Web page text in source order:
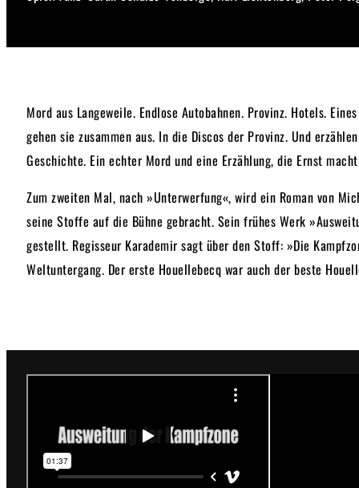
Mord aus Langeweile. Endlose Autobahnen. Provinz. Hotels.
gehen sie zusammen aus. In die Discos der Provinz. Und
Geschichte. Ein echter Mord und eine Erzählung, die Ernst
Zum zweiten Mal, nach »Unterwerfung«, wird ein Roman von
seine Stoffe auf die Bühne gebracht. Sein frühes Werk
gestellt. Regisseur Karademir sagt über den Stoff: »Die
Weltuntergang. Der erste Houellebecq war auch der beste